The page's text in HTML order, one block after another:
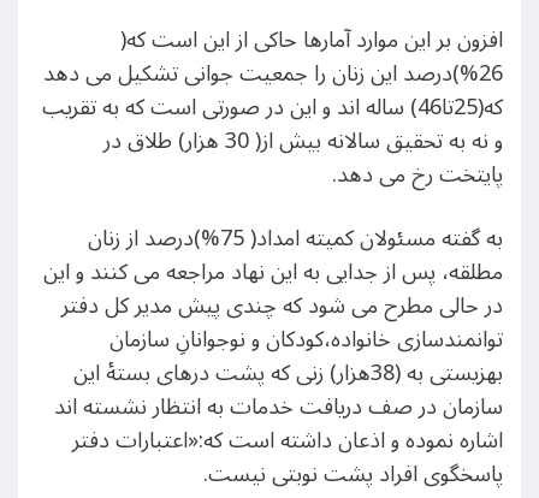
افزون بر این موارد آمارها حاکی از این است که(
26%)درصد این زنان را جمعیت جوانی تشکیل می دهد
که(25تا46) ساله اند و این در صورتی است که به تقریب
و نه به تحقیق سالانه بیش از( 30 هزار) طلاق در
پایتخت رخ می دهد.
به گفته مسئولان کمیته امداد( 75%)درصد از زنان
مطلقه، پس از جدایی به این نهاد مراجعه می کنند و این
در حالی مطرح می شود که چندی پیش مدیر کل دفتر
توانمندسازی خانواده،کودکان و نوجوانانِ سازمان
بهزیستی به (38هزار) زنی که پشت درهای بستهٔ این
سازمان در صف دریافت خدمات به انتظار نشسته اند
اشاره نموده و اذعان داشته است که:«اعتبارات دفتر
پاسخگوی افراد پشت نوبتی نیست.